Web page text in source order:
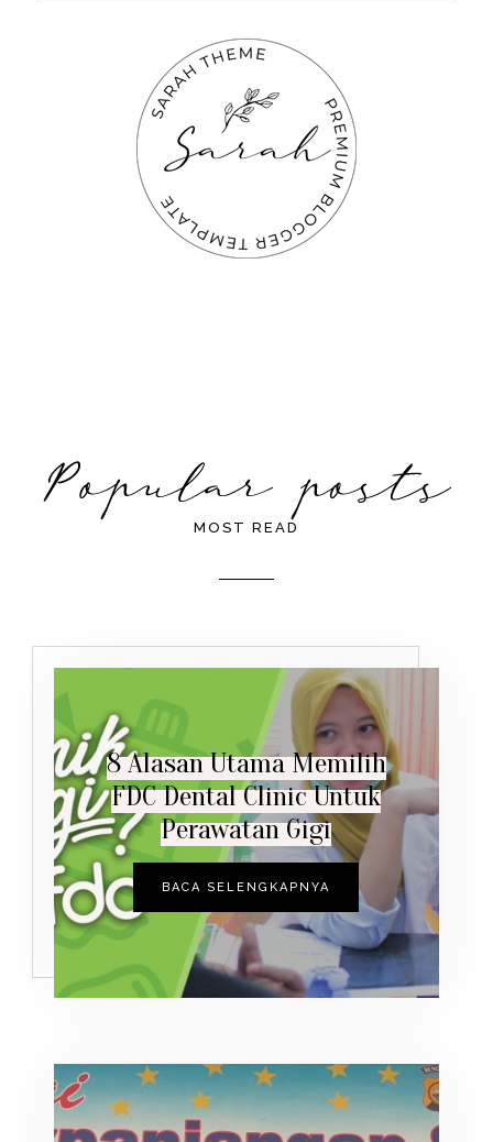
MOST READ
8 Alasan Utama Memilih
FDC Dental Clinic Untuk
Perawatan Gigi
BACA SELENGKAPNYA